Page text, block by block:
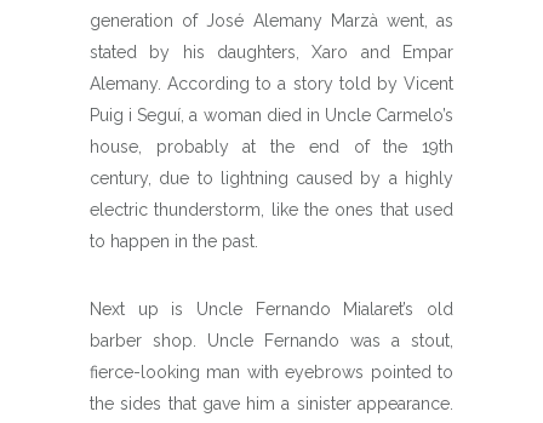
generation of José Alemany Marzà went, as
stated by his daughters, Xaro and Empar
Alemany. According to a story told by Vicent
Puig i Seguí, a woman died in Uncle Carmelo’s
house, probably at the end of the 19th
century, due to lightning caused by a highly
electric thunderstorm, like the ones that used
to happen in the past.
Next up is Uncle Fernando Mialaret’s old
barber shop. Uncle Fernando was a stout,
fierce-looking man with eyebrows pointed to
the sides that gave him a sinister appearance.